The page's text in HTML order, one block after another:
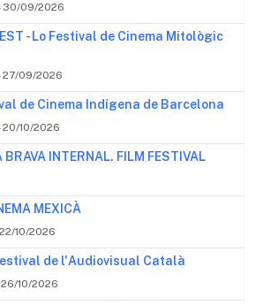
30/09/2026
- Lo Festival de Cinema Mitològic
27/09/2026
de Cinema Indígena de Barcelona
20/10/2026
BRAVA INTERNAL. FILM FESTIVAL
MEXICÀ
10/2026
de l'Audiovisual Català
10/2026